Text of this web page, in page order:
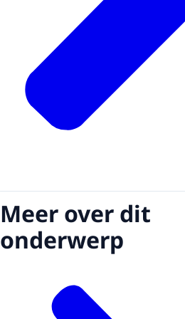
Meer over dit
onderwerp